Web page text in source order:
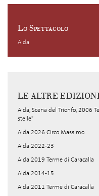
Lo Spettacolo
Aida
LE ALTRE
Aida, Scena del Trionfo, 2006
stelle"
Aida 2026 Circo Massimo
Aida 2022-23
Aida 2019 Terme di Caracalla
Aida 2014-15
Aida 2011 Terme di Caracalla